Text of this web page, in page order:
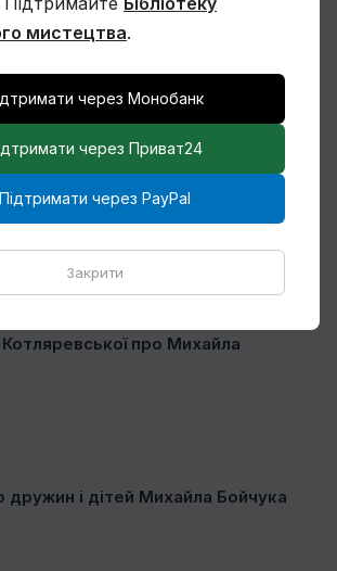
український художник?
про Михайла
дружин і дітей Михайла Бойчука
мистецтва.
через Монобанк
через Приват24
Підтримати через PayPal
Закрити